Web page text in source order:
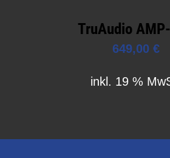
TruAudio
649,00 €
inkl. 19 %